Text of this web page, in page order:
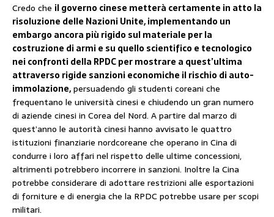
Credo che il governo cinese metterà certamente in atto la
risoluzione delle Nazioni Unite, implementando un
embargo ancora più rigido sul materiale per la
costruzione di armi e su quello scientifico e tecnologico
nei confronti della RPDC per mostrare a quest’ultima
attraverso rigide sanzioni economiche il rischio di auto-
immolazione,persuadendo gli studenti coreani che
frequentano le università cinesi e chiudendo un gran numero
di aziende cinesi in Corea del Nord. A partire dal marzo di
quest’anno le autorità cinesi hanno avvisato le quattro
istituzioni finanziarie nordcoreane che operano in Cina di
condurre i loro affari nel rispetto delle ultime concessioni,
altrimenti potrebbero incorrere in sanzioni. Inoltre la Cina
potrebbe considerare di adottare restrizioni alle esportazioni
di forniture e di energia che la RPDC potrebbe usare per scopi
militari.